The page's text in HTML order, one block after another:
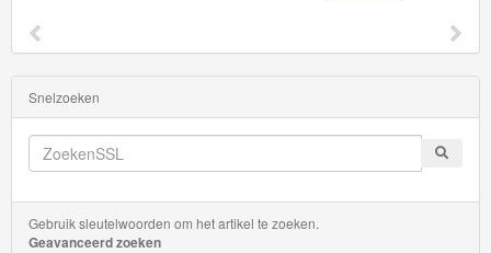
H0
Treinen
Snelzoeken
Gebruik sleutelwoorden om het artikel te zoeken.
Geavanceerd zoeken